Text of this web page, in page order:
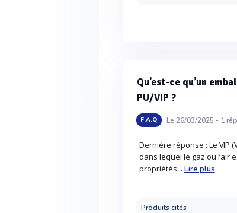
Qu’est-ce qu’un
PU/VIP ?
F.A.Q Le 26/03/2025 - 1
Dernière réponse : Le VIP
dans lequel le gaz ou l’air
propriétés... Lire plus
Produits cités